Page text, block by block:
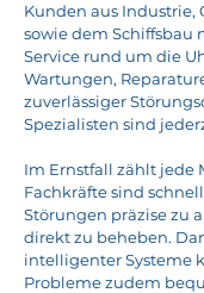
Kunden aus Industrie,
sowie dem Schiffsbau
Service rund um die
Wartungen,
zuverlässiger
Spezialisten sind
Im Ernstfall zählt jede
Fachkräfte sind
Störungen präzise zu
direkt zu beheben.
intelligenter Systeme
Probleme zudem